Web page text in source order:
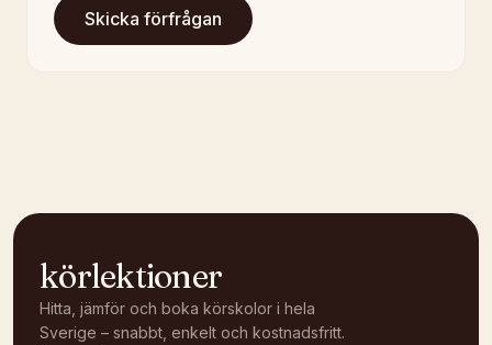
Skicka förfrågan
körlektioner
Hitta, jämför och boka körskolor i hela
Sverige – snabbt, enkelt och kostnadsfritt.